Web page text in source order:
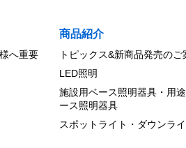
へ重要
商品紹介
トピックス&新商品発売のご
LED照明
施設用ベース照明器具・用
ース照明器具
スポットライト・ダウンライ